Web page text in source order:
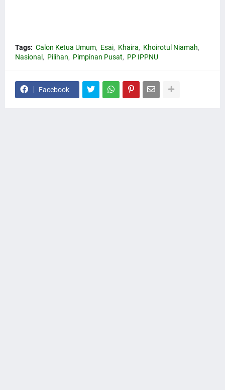
Tags: Calon Ketua Umum Esai Khaira
Khoirotul Niamah
Nasional
Pilihan Pimpinan Pusat PP IPPNU
Facebook